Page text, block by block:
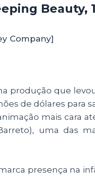
Beauty,
Company]
produção que
de dólares para
mais cara
uma das
presença na